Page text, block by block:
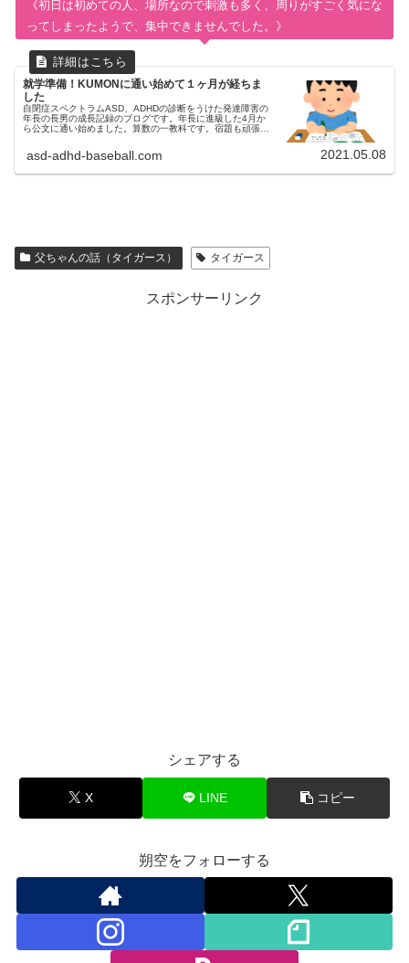
《初日は初めての人、場所なので刺激も多く、周りがすごく気にな
ってしまったようで、集中できませんでした。》
就学準備！KUMONに通い始めて１ヶ月が経ちま
した
自閉症スペクトラムASD、ADHDの診断をうけた発達障害の
年長の長男の成長記録のブログです。年長に進級した4月か
ら公文に通い始めました。算数の一教科です。宿題も頑張っ
asd-adhd-baseball.com 2021.05.08
父ちゃんの話（タイガース） タイガース
スポンサーリンク
シェアする
X LINE コピー
朔空をフォローする